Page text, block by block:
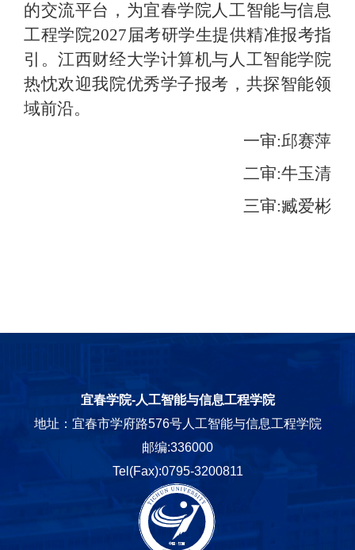
的交流平台，为宜春学院人工智能与信息
工程学院2027届考研学生提供精准报考指
引。江西财经大学计算机与人工智能学院
热忱欢迎我院优秀学子报考，共探智能领
域前沿。
一审:邱赛萍
二审:牛玉清
三审:臧爱彬
宜春学院-人工智能与信息工程学院
地址：宜春市学府路576号人工智能与信息工程学院
邮编:336000
Tel(Fax):0795-3200811